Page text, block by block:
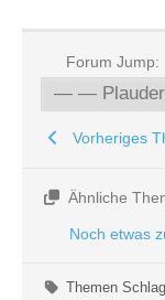
Forum Jump:
Vorheriges
Ähnliche
Noch etwas
Themen